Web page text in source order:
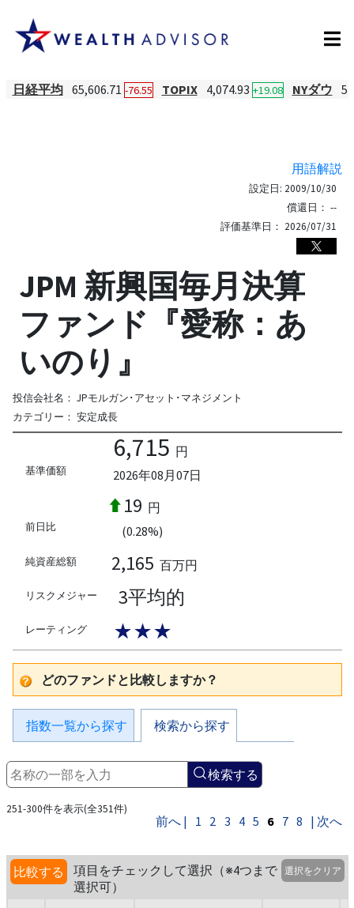
日経平均 65,606.71 -76.55 TOPIX 4,074.93 +19.08 NYダウ
用語解説
設定日: 2009/10/30
償還日： --
評価基準日： 2026/07/31
JPM 新興国毎月決算
ファンド『愛称：あ
いのり』
投信会社名： JPモルガン･アセット･マネジメント
カテゴリー： 安定成長
基準価額
6,715 円
2026年08月07日
前日比
19 円
(0.28%)
純資産総額 2,165 百万円
リスクメジャー 3平均的
レーティング ★★★
どのファンドと比較しますか？
指数一覧から探す 検索から探す
検索する
251-300件を表示(全351件)
前へ | 1 2 3 4 5 6 7 8 | 次へ
比較する
項目をチェックして選択（※4つまで
選択可）
選択をクリア